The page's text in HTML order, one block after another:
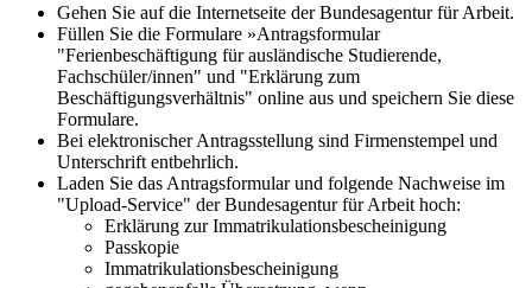
Gehen Sie auf die Internetseite der Bundesagentur für Arbeit.
Füllen Sie die Formulare »Antragsformular
"Ferienbeschäftigung für ausländische Studierende,
Fachschüler/innen" und "Erklärung zum
Beschäftigungsverhältnis" online aus und speichern Sie diese
Formulare.
Bei elektronischer Antragsstellung sind Firmenstempel und
Unterschrift entbehrlich.
Laden Sie das Antragsformular und folgende Nachweise im
"Upload-Service" der Bundesagentur für Arbeit hoch:
Erklärung zur Immatrikulationsbescheinigung
Passkopie
Immatrikulationsbescheinigung